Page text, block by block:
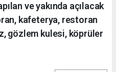
ve yakında açılacak
kafeterya, restoran
gözlem kulesi, köprüler